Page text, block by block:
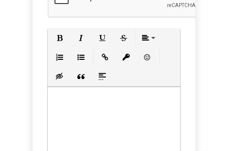
Вставка скрытого текста
Вставка цитаты
Вставка спойлера